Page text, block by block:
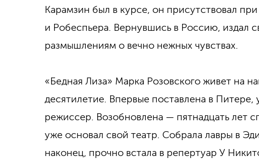
Карамзин был в курсе, он присутствовал
и Робеспьера. Вернувшись в Россию, издал
размышлениям о вечно нежных чувствах.
«Бедная Лиза» Марка Розовского живет на
десятилетие. Впервые поставлена в Питере,
режиссер. Возобновлена — пятнадцать лет
уже основал свой театр. Собрала лавры в
наконец, прочно встала в репертуар У